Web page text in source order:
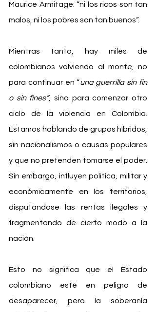
Maurice Armitage: “ni los ricos son tan
malos, ni los pobres son tan buenos”.
Mientras tanto, hay miles de
colombianos volviendo al monte, no
para continuar en “una guerrilla sin fin
o sin fines”, sino para comenzar otro
ciclo de la violencia en Colombia.
Estamos hablando de grupos híbridos,
sin nacionalismos o causas populares
y que no pretenden tomarse el poder.
Sin embargo, influyen política, militar y
económicamente en los territorios,
disputándose las rentas ilegales y
fragmentando de cierto modo a la
nación.
Esto no significa que el Estado
colombiano esté en peligro de
desaparecer, pero la soberanía